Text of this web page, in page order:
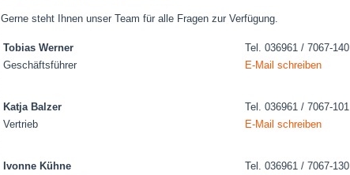
Gerne steht Ihnen unser Team für alle Fragen zur Verfügung.
Tobias Werner
Geschäftsführer
Tel. 036961 / 7067-140
E-Mail schreiben
Katja Balzer
Vertrieb
Tel. 036961 / 7067-101
E-Mail schreiben
Ivonne Kühne
Tel. 036961 / 7067-130